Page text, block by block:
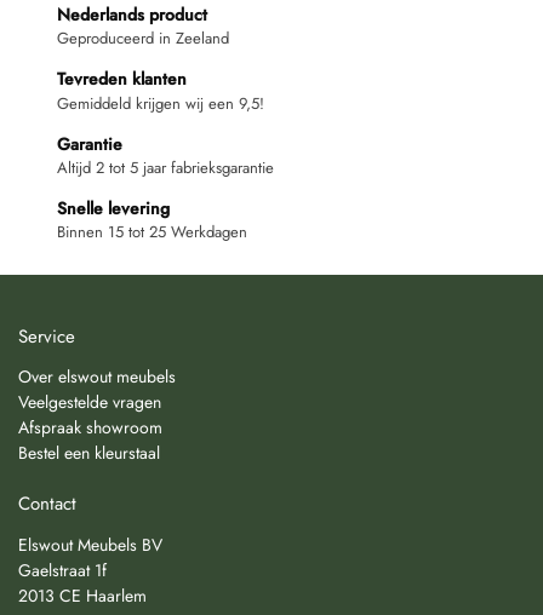
Nederlands product
Geproduceerd in Zeeland
Tevreden klanten
Gemiddeld krijgen wij een 9,5!
Garantie
Altijd 2 tot 5 jaar fabrieksgarantie
Snelle levering
Binnen 15 tot 25 Werkdagen
Service
Over elswout meubels
Veelgestelde vragen
Afspraak showroom
Bestel een kleurstaal
Contact
Elswout Meubels BV
Gaelstraat 1f
2013 CE Haarlem